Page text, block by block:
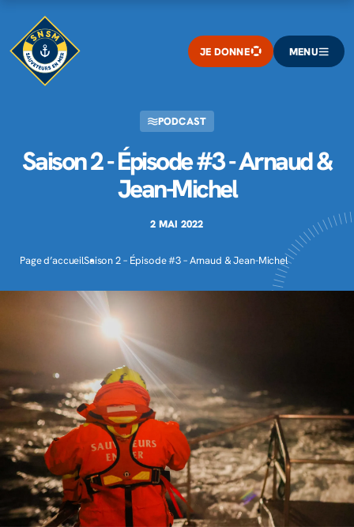
JE DONNE MENU
PODCAST
Saison 2 - Épisode #3 - Arnaud &
Jean-Michel
2 MAI 2022
Page d’accueilSaison 2 – Épisode #3 – Arnaud & Jean-Michel